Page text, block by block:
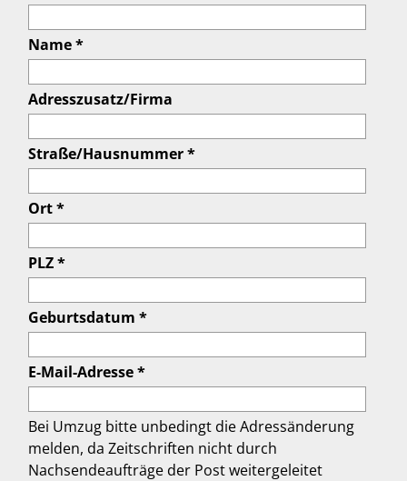
Name *
Adresszusatz/Firma
Straße/Hausnummer *
Ort *
PLZ *
Geburtsdatum *
E-Mail-Adresse *
Bei Umzug bitte unbedingt die Adressänderung
melden, da Zeitschriften nicht durch
Nachsendeaufträge der Post weitergeleitet